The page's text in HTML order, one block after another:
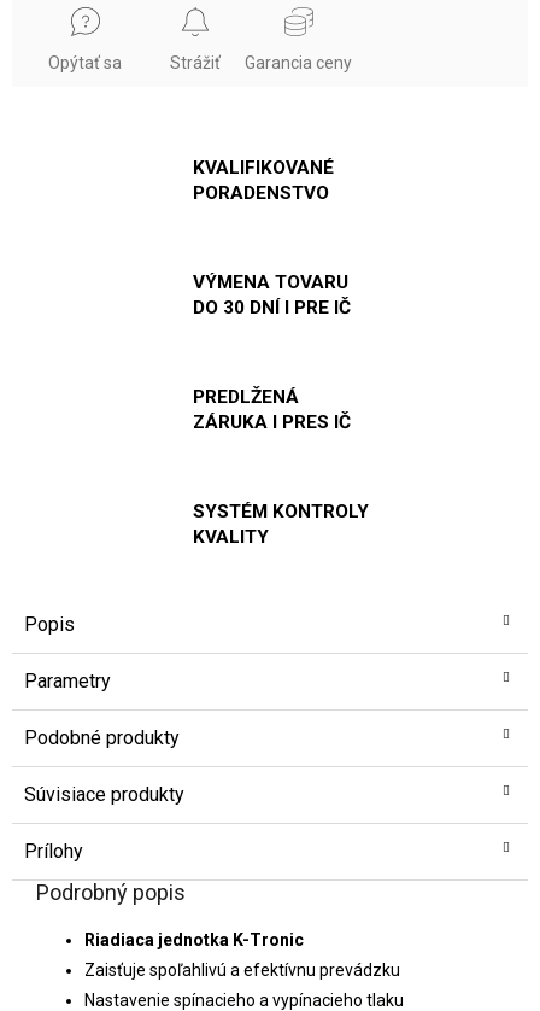
Opýtať sa Strážiť Garancia ceny
KVALIFIKOVANÉ
PORADENSTVO
VÝMENA TOVARU
DO 30 DNÍ I PRE IČ
PREDLŽENÁ
ZÁRUKA I PRES IČ
SYSTÉM KONTROLY
KVALITY
Popis
Parametry
Podobné produkty
Súvisiace produkty
Prílohy
Podrobný popis
Riadiaca jednotka K-Tronic
Zaisťuje spoľahlivú a efektívnu prevádzku
Nastavenie spínacieho a vypínacieho tlaku